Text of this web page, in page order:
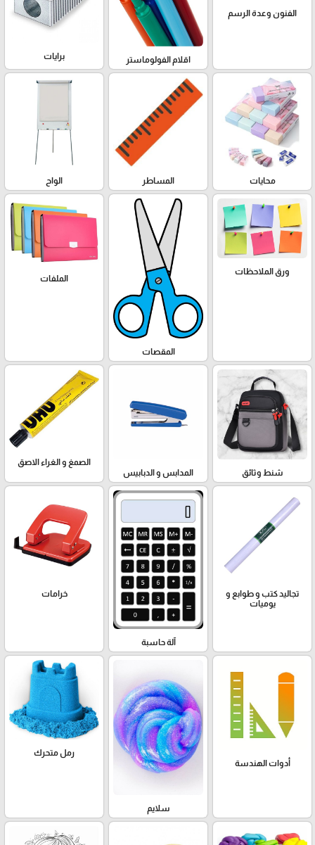
الفنون وعدة الرسم
اقلام الفولوماستر برايات
محايات المساطر الواح
ورق الملاحظات
المقصات
الملفات
شنط وثائق المدابس و الدبابيس
الصمغ و الغراء الاصق
تجاليد كتب و طوابع و
يوميات
آلة حاسبة
خرامات
أدوات الهندسة
سلايم
رمل متحرك